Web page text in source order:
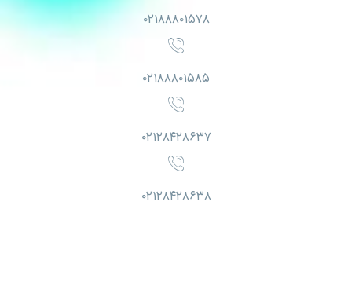
۰۲۱۸۸۸۰۱۵۷۸
۰۲۱۸۸۸۰۱۵۸۵
۰۲۱۲۸۴۲۸۶۳۷
۰۲۱۲۸۴۲۸۶۳۸